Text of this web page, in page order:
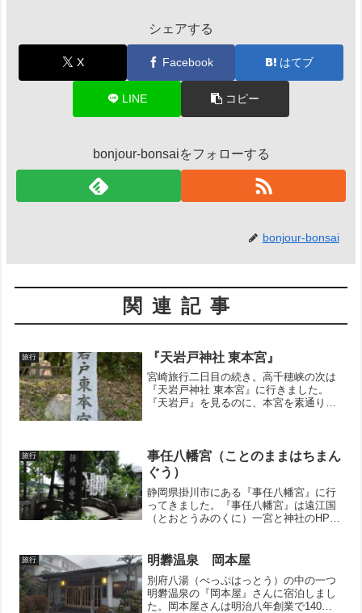
シェアする
X Facebook はてブ
LINE コピー
bonjour-bonsaiをフォローする
bonjour-bonsai
関連記事
旅行 『天岩戸神社 東本宮』
宮崎旅行二日目の続き。高千穂峡の次は
『天岩戸神社 東本宮』に行きました。
『天岩戸』を見るのに、本宮を素通りし
方が落ち着きます。なにやら...
旅行
事任八幡宮（ことのままはちまん
ぐう）
静岡県掛川市にある『事任八幡宮』に行
ってきました。『事任八幡宮』は遠江国
（とおとうみのくに）一宮と神社のHPに
にもう一つは『小國神社（おくにじんじ
ゃ）』という神社だそ...
旅行 明礬温泉 岡本屋
別府八湯（べっぷはっとう）の中の一つ
明礬温泉の『岡本屋』さんに宿泊しまし
た。岡本屋さんは明治八年創業で140年